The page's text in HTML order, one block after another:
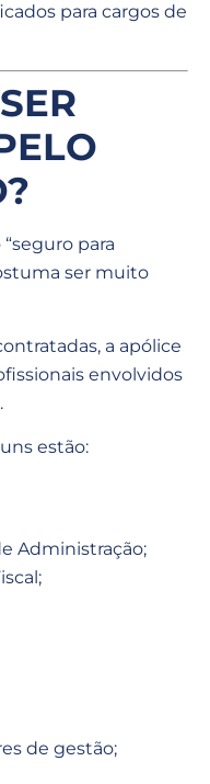
para cargos de
para
ser muito
a apólice
envolvidos
estão:
Administração;
de gestão;